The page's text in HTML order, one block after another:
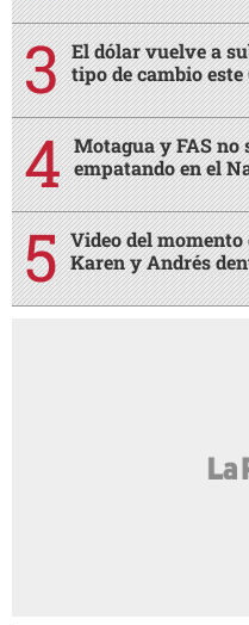
El dólar vuelve a
tipo de cambio este
Motagua y FAS no
empatando en el
Video del
Karen y Andrés